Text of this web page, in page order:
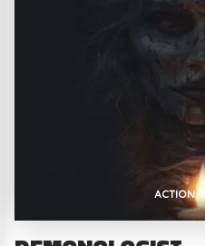
ACTION